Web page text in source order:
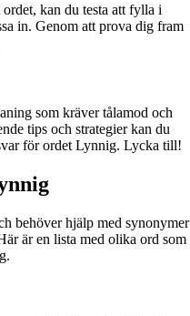
kan du testa att fylla i
in. Genom att prova dig fram
som kräver tålamod och
tips och strategier kan du
för ordet Lynnig. Lycka till!
behöver hjälp med synonymer
är en lista med olika ord som